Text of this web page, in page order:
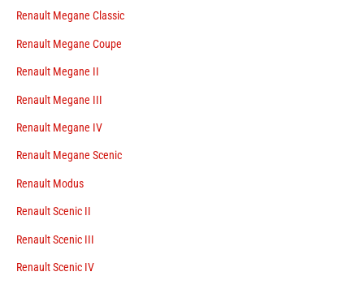
Renault Megane Classic
Renault Megane Coupe
Renault Megane II
Renault Megane III
Renault Megane IV
Renault Megane Scenic
Renault Modus
Renault Scenic II
Renault Scenic III
Renault Scenic IV